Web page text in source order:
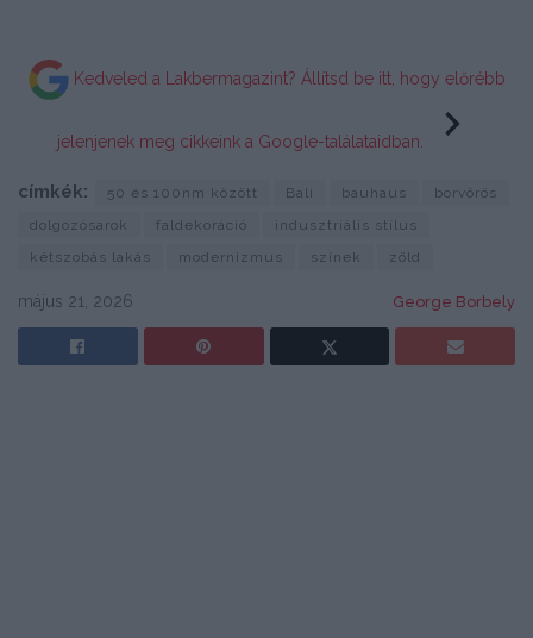
Kedveled a Lakbermagazint? Állítsd be itt, hogy előrébb
jelenjenek meg cikkeink a Google-találataidban.
címkék: 50 és 100nm között Bali bauhaus
borvörös
dolgozósarok
faldekoráció
indusztriális stílus
kétszobás lakás
modernizmus színek zöld
május 21, 2026 George Borbely